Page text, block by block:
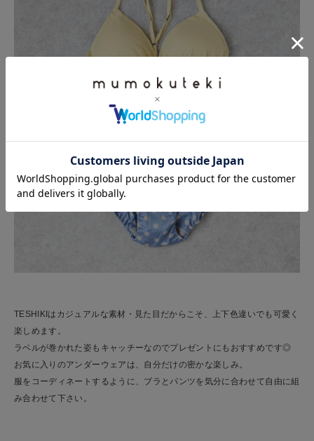
TESHIKIはカジュアルな素材・見た目だからこそ、上下色違いでも可愛く
楽しめます。
ラベルが巻かれた姿もキャッチーなのでプレゼントにもおすすめです◎
お気に入りのアンダーウェアは、自分だけの密かな楽しみ。
服をコーディネートするように、ブラとパンツを気分に合わせて自由に組
み合わせて下さい。